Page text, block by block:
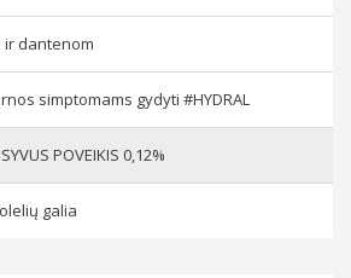
ir dantenom
simptomams gydyti #HYDRAL
POVEIKIS 0,12%
galia